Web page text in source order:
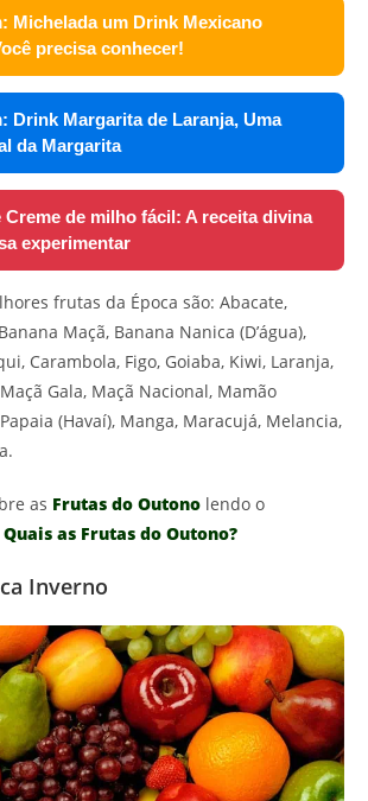
Michelada um Drink Mexicano
precisa conhecer!
Drink Margarita de Laranja, Uma
da Margarita
Creme de milho fácil: A receita divina
experimentar
frutas da Época são: Abacate,
Maçã, Banana Nanica (D’água),
Carambola, Figo, Goiaba, Kiwi, Laranja,
Gala, Maçã Nacional, Mamão
(Havaí), Manga, Maracujá, Melancia,
as Frutas do Outono lendo o
as Frutas do Outono?
Inverno